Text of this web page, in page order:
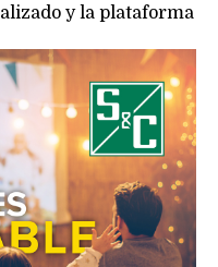
y la plataforma